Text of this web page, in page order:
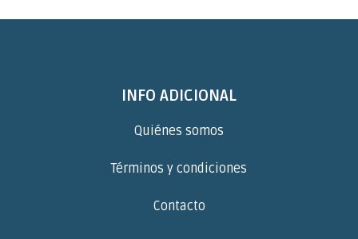
INFO ADICIONAL
Quiénes somos
Términos y condiciones
Contacto